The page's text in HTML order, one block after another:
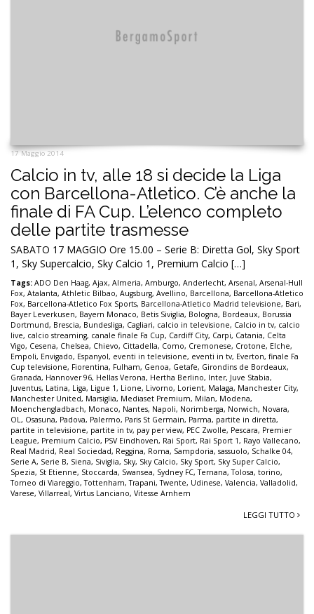
17 Maggio 2014
Calcio in tv, alle 18 si decide la Liga
con Barcellona-Atletico. C’è anche la
finale di FA Cup. L’elenco completo
delle partite trasmesse
SABATO 17 MAGGIO Ore 15.00 – Serie B: Diretta Gol, Sky Sport
1, Sky Supercalcio, Sky Calcio 1, Premium Calcio […]
Tags: ADO Den Haag, Ajax, Almeria, Amburgo, Anderlecht, Arsenal, Arsenal-Hull
Fox, Atalanta, Athletic Bilbao, Augsburg, Avellino, Barcellona, Barcellona-Atletico
Fox, Barcellona-Atletico Fox Sports, Barcellona-Atletico Madrid televisione, Bari,
Bayer Leverkusen, Bayern Monaco, Betis Siviglia, Bologna, Bordeaux, Borussia
Dortmund, Brescia, Bundesliga, Cagliari, calcio in televisione, Calcio in tv, calcio
live, calcio streaming, canale finale Fa Cup, Cardiff City, Carpi, Catania, Celta
Vigo, Cesena, Chelsea, Chievo, Cittadella, Como, Cremonese, Crotone, Elche,
Empoli, Envigado, Espanyol, eventi in televisione, eventi in tv, Everton, finale Fa
Cup televisione, Fiorentina, Fulham, Genoa, Getafe, Girondins de Bordeaux,
Granada, Hannover 96, Hellas Verona, Hertha Berlino, Inter, Juve Stabia,
Juventus, Latina, Liga, Ligue 1, Lione, Livorno, Lorient, Malaga, Manchester City,
Manchester United, Marsiglia, Mediaset Premium, Milan, Modena,
Moenchengladbach, Monaco, Nantes, Napoli, Norimberga, Norwich, Novara,
OL, Osasuna, Padova, Palermo, Paris St Germain, Parma, partite in diretta,
partite in televisione, partite in tv, pay per view, PEC Zwolle, Pescara, Premier
League, Premium Calcio, PSV Eindhoven, Rai Sport, Rai Sport 1, Rayo Vallecano,
Real Madrid, Real Sociedad, Reggina, Roma, Sampdoria, sassuolo, Schalke 04,
Serie A, Serie B, Siena, Siviglia, Sky, Sky Calcio, Sky Sport, Sky Super Calcio,
Spezia, St Etienne, Stoccarda, Swansea, Sydney FC,Ternana,Tolosa, torino,
Torneo di Viareggio,Tottenham,Trapani,Twente, Udinese, Valencia, Valladolid,
Varese, Villarreal, Virtus Lanciano, Vitesse Arnhem
LEGGI TUTTO